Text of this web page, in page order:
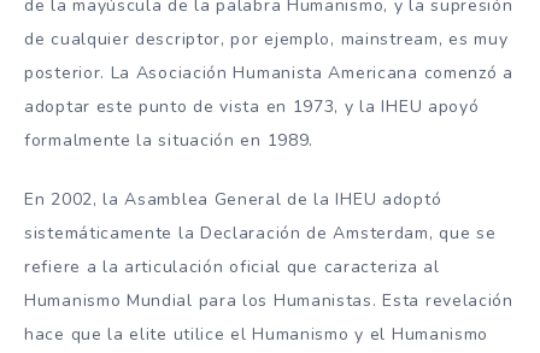
de la mayúscula de la palabra Humanismo, y la supresión
de cualquier descriptor, por ejemplo, mainstream, es muy
posterior. La Asociación Humanista Americana comenzó a
adoptar este punto de vista en 1973, y la IHEU apoyó
formalmente la situación en 1989.
En 2002, la Asamblea General de la IHEU adoptó
sistemáticamente la Declaración de Amsterdam, que se
refiere a la articulación oficial que caracteriza al
Humanismo Mundial para los Humanistas. Esta revelación
hace que la elite utilice el Humanismo y el Humanismo